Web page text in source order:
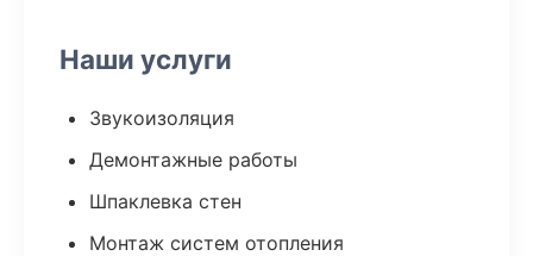
Наши услуги
Звукоизоляция
Демонтажные работы
Шпаклевка стен
Монтаж систем отопления